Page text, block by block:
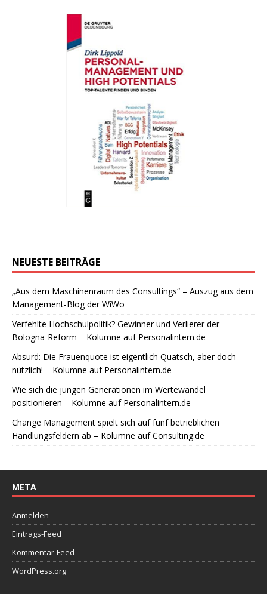
NEUESTE BEITRÄGE
„Aus dem Maschinenraum des Consultings“ – Auszug aus dem
Management-Blog der WiWo
Verfehlte Hochschulpolitik? Gewinner und Verlierer der
Bologna-Reform – Kolumne auf Personalintern.de
Absurd: Die Frauenquote ist eigentlich Quatsch, aber doch
nützlich! – Kolumne auf Personalintern.de
Wie sich die jungen Generationen im Wertewandel
positionieren – Kolumne auf Personalintern.de
Change Management spielt sich auf fünf betrieblichen
Handlungsfeldern ab – Kolumne auf Consulting.de
META
Anmelden
Eintrags-Feed
Kommentar-Feed
WordPress.org